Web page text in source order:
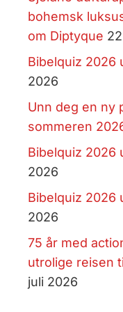
bohemsk
om Diptyque
Bibelquiz 2026
2026
Unn deg en ny
sommeren
Bibelquiz 2026
2026
Bibelquiz 2026
2026
75 år med
utrolige reisen
juli 2026